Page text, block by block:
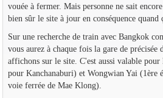
vouée à fermer. Mais personne ne sait
bien sûr le site à jour en conséquence quand
Sur une recherche de train avec Bangkok
vous aurez à chaque fois la gare de précisée
affichons sur le site. C'est aussi valable
pour Kanchanaburi) et Wongwian Yai (1ère
voie ferrée de Mae Klong).